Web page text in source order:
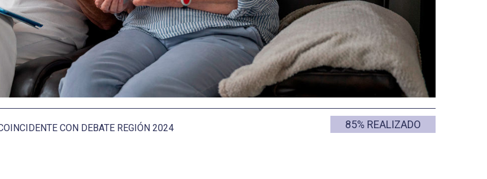
CON DEBATE REGIÓN 2024 85% REALIZADO